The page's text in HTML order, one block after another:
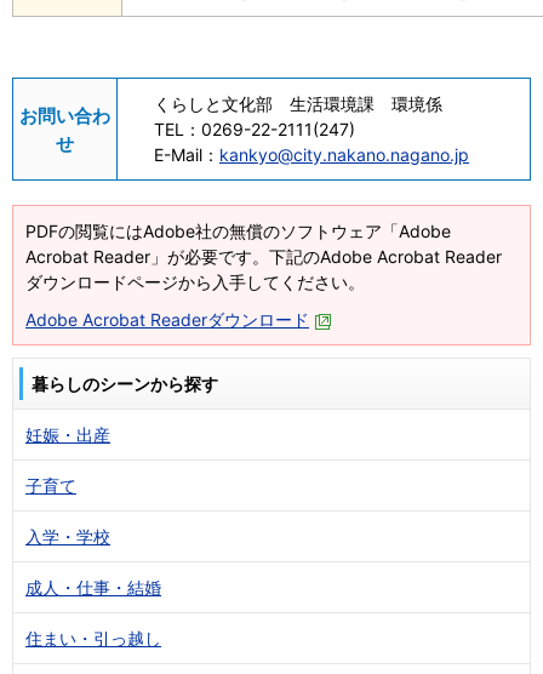
お問い合わ
せ
くらしと文化部 生活環境課 環境係
TEL： 0269-22-2111(247)
E-Mail： kankyo@city.nakano.nagano.jp
PDFの閲覧にはAdobe社の無償のソフトウェア「Adobe
Acrobat Reader」が必要です。下記のAdobe Acrobat Reader
ダウンロードページから入手してください。
Adobe Acrobat Readerダウンロード
暮らしのシーンから探す
妊娠・出産
子育て
入学・学校
成人・仕事・結婚
住まい・引っ越し